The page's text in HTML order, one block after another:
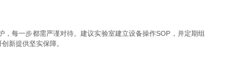
每一步都需严谨对待。建议实验室建立设备操作SOP，并定期组
新提供坚实保障。